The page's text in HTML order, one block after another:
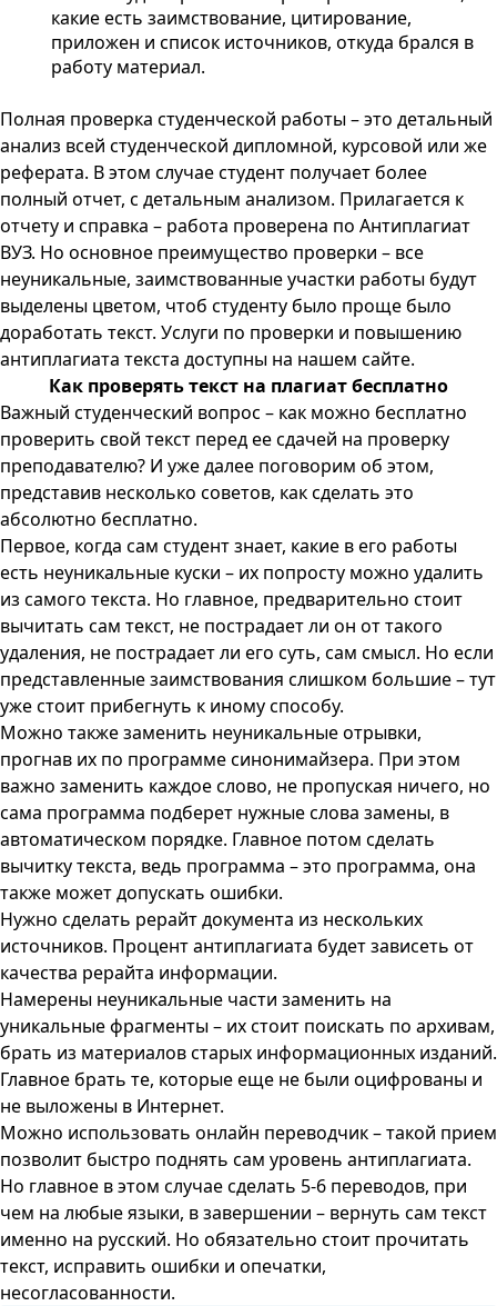
какие есть заимствование, цитирование,
приложен и список источников, откуда брался в
работу материал.
Полная проверка студенческой работы – это детальный
анализ всей студенческой дипломной, курсовой или же
реферата. В этом случае студент получает более
полный отчет, с детальным анализом. Прилагается к
отчету и справка – работа проверена по Антиплагиат
ВУЗ. Но основное преимущество проверки – все
неуникальные, заимствованные участки работы будут
выделены цветом, чтоб студенту было проще было
доработать текст. Услуги по проверки и повышению
антиплагиата текста доступны на нашем сайте.
Как проверять текст на плагиат бесплатно
Важный студенческий вопрос – как можно бесплатно
проверить свой текст перед ее сдачей на проверку
преподавателю? И уже далее поговорим об этом,
представив несколько советов, как сделать это
абсолютно бесплатно.
Первое, когда сам студент знает, какие в его работы
есть неуникальные куски – их попросту можно удалить
из самого текста. Но главное, предварительно стоит
вычитать сам текст, не пострадает ли он от такого
удаления, не пострадает ли его суть, сам смысл. Но если
представленные заимствования слишком большие – тут
уже стоит прибегнуть к иному способу.
Можно также заменить неуникальные отрывки,
прогнав их по программе синонимайзера. При этом
важно заменить каждое слово, не пропуская ничего, но
сама программа подберет нужные слова замены, в
автоматическом порядке. Главное потом сделать
вычитку текста, ведь программа – это программа, она
также может допускать ошибки.
Нужно сделать рерайт документа из нескольких
источников. Процент антиплагиата будет зависеть от
качества рерайта информации.
Намерены неуникальные части заменить на
уникальные фрагменты – их стоит поискать по архивам,
брать из материалов старых информационных изданий.
Главное брать те, которые еще не были оцифрованы и
не выложены в Интернет.
Можно использовать онлайн переводчик – такой прием
позволит быстро поднять сам уровень антиплагиата.
Но главное в этом случае сделать 5-6 переводов, при
чем на любые языки, в завершении – вернуть сам текст
именно на русский. Но обязательно стоит прочитать
текст, исправить ошибки и опечатки,
несогласованности.